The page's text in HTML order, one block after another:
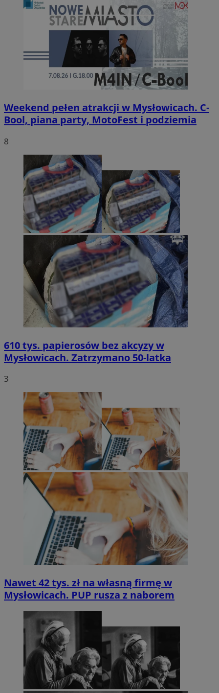
Weekend pełen atrakcji w Mysłowicach. C-
Bool, piana party, MotoFest i podziemia
8
610 tys. papierosów bez akcyzy w
Mysłowicach. Zatrzymano 50-latka
3
Nawet 42 tys. zł na własną firmę w
Mysłowicach. PUP rusza z naborem